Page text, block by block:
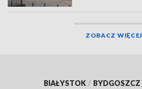
ZOBACZ WIĘCEJ
BIAŁYSTOK / BYDGOSZCZ